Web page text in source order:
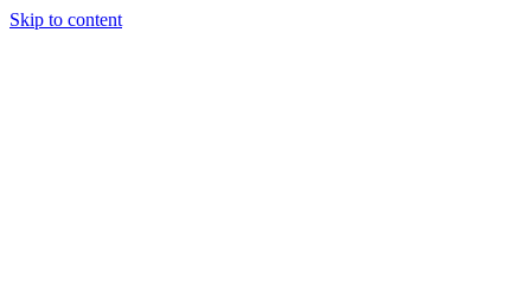
Skip to content